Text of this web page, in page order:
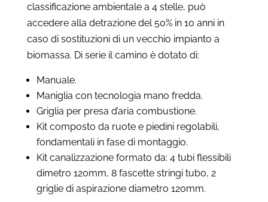
classificazione ambientale a 4 stelle, può
accedere alla detrazione del 50% in 10 anni in
caso di sostituzioni di un vecchio impianto a
biomassa. Di serie il camino è dotato di:
Manuale.
Maniglia con tecnologia mano fredda.
Griglia per presa d’aria combustione.
Kit composto da ruote e piedini regolabili,
fondamentali in fase di montaggio.
Kit canalizzazione formato da: 4 tubi flessibili
dimetro 120mm, 8 fascette stringi tubo, 2
griglie di aspirazione diametro 120mm.